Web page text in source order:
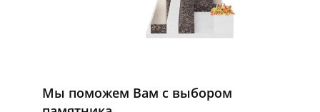
Мы поможем Вам с выбором